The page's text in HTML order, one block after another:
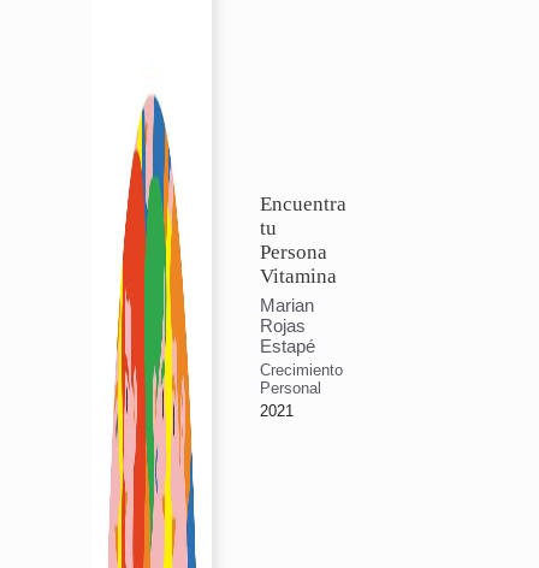
Encuentra
tu
Persona
Vitamina
Marian
Rojas
Estapé
Crecimiento
Personal
2021